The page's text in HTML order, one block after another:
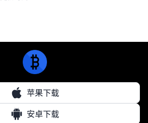
苹果下载
安卓下载